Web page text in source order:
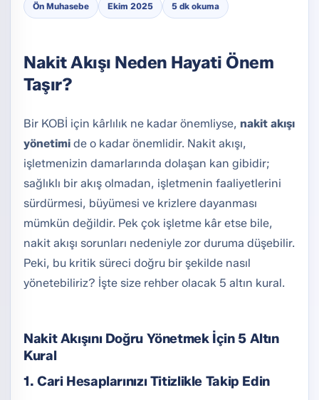
Ön Muhasebe Ekim 2025 5 dk okuma
Nakit Akışı Neden Hayati Önem
Taşır?
Bir KOBİ için kârlılık ne kadar önemliyse, nakit akışı
yönetimi de o kadar önemlidir. Nakit akışı,
işletmenizin damarlarında dolaşan kan gibidir;
sağlıklı bir akış olmadan, işletmenin faaliyetlerini
sürdürmesi, büyümesi ve krizlere dayanması
mümkün değildir. Pek çok işletme kâr etse bile,
nakit akışı sorunları nedeniyle zor duruma düşebilir.
Peki, bu kritik süreci doğru bir şekilde nasıl
yönetebiliriz? İşte size rehber olacak 5 altın kural.
Nakit Akışını Doğru Yönetmek İçin 5 Altın
Kural
1. Cari Hesaplarınızı Titizlikle Takip Edin